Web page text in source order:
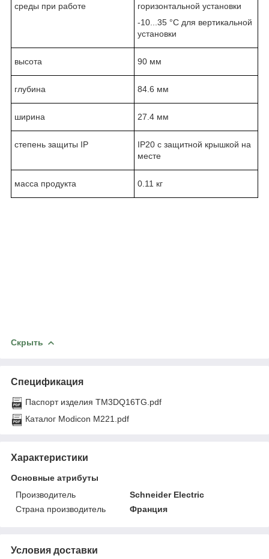
среды при работе
горизонтальной установки
-10...35 °C для вертикальной
установки
высота 90 мм
глубина 84.6 мм
ширина 27.4 мм
степень защиты IP
IP20 с защитной крышкой на
месте
масса продукта 0.11 кг
Скрыть
Спецификация
Паспорт изделия TM3DQ16TG.pdf
Каталог Modicon M221.pdf
Характеристики
Основные атрибуты
Производитель
Schneider Electric
Страна производитель
Франция
Условия доставки